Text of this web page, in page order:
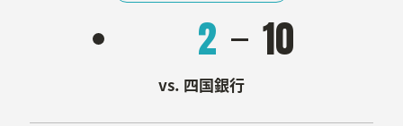
2 10
四国銀行